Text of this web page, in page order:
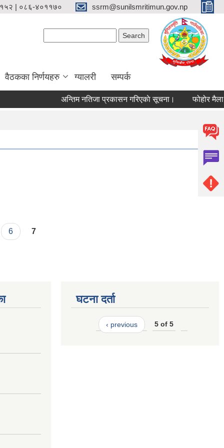
| ०८६-४०११७० ssrm@sunilsmritimun.gov.np
वैठकका निर्णयहरु ग्यालरी सम्पर्क
अन्तिम नतिजा प्रकासन गरिएकाे सूचना। फोहोर मैला
6 7
घटना दर्ता
‹ previous 5 of 5